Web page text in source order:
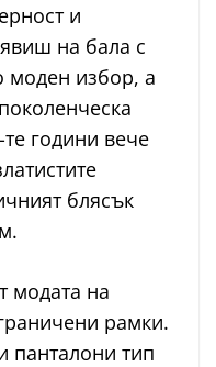
и
на бала с
моден избор, а
години вече
блясък
модата на
рамки.
панталони тип